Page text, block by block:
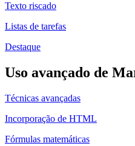
Texto riscado
Listas de tarefas
Destaque
Uso avançado de
Técnicas avançadas
Incorporação de HTML
Fórmulas matemáticas